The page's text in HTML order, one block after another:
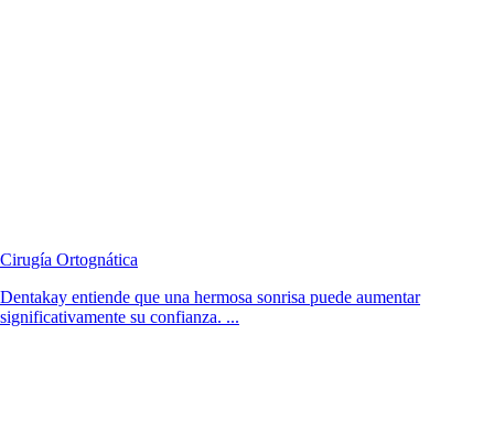
Cirugía Ortognática
Dentakay entiende que una hermosa sonrisa puede aumentar
significativamente su confianza. ...